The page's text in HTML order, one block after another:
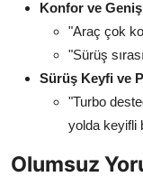
Konfor ve
"Araç çok
"Sürüş
Sürüş Keyfi ve
"Turbo
yolda keyifli
Olumsuz